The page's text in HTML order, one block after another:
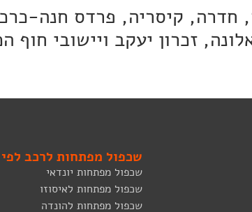
חדרה, קיסריה, פרדס חנה-
זכרון יעקב ויישובי חוף
שכפול מפתחות לרכב לפי
שכפול מפתחות יונדאי
שכפול מפתחות לאיסוזו
שכפול מפתחות להונדה